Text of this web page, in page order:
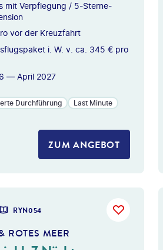
mit Verpflegung / 5-Sterne-
vor der Kreuzfahrt
i. W. v. ca. 345 € pro
— April 2027
Durchführung Last Minute
ZUM ANGEBOT
RYN054
ROTES MEER